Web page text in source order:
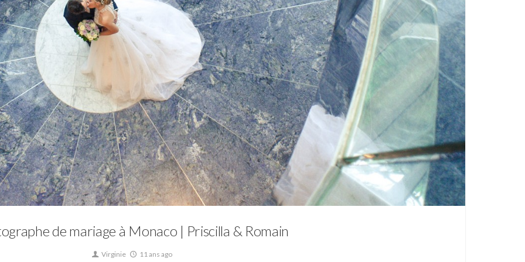
Mariage
de mariage à Monaco | Priscilla & Romain
Virginie 11 ans ago